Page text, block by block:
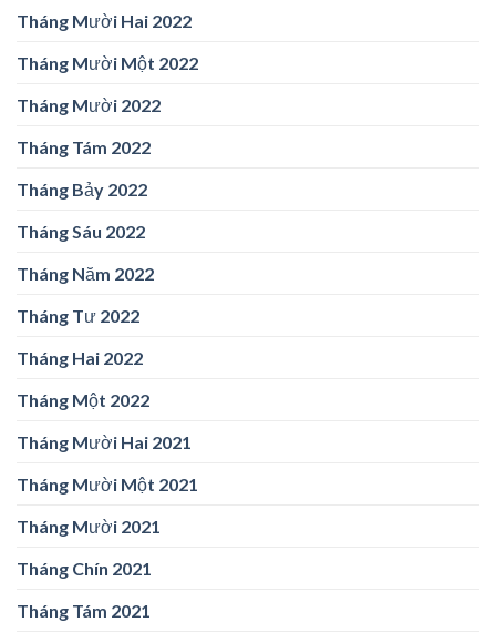
Tháng Mười Hai 2022
Tháng Mười Một 2022
Tháng Mười 2022
Tháng Tám 2022
Tháng Bảy 2022
Tháng Sáu 2022
Tháng Năm 2022
Tháng Tư 2022
Tháng Hai 2022
Tháng Một 2022
Tháng Mười Hai 2021
Tháng Mười Một 2021
Tháng Mười 2021
Tháng Chín 2021
Tháng Tám 2021